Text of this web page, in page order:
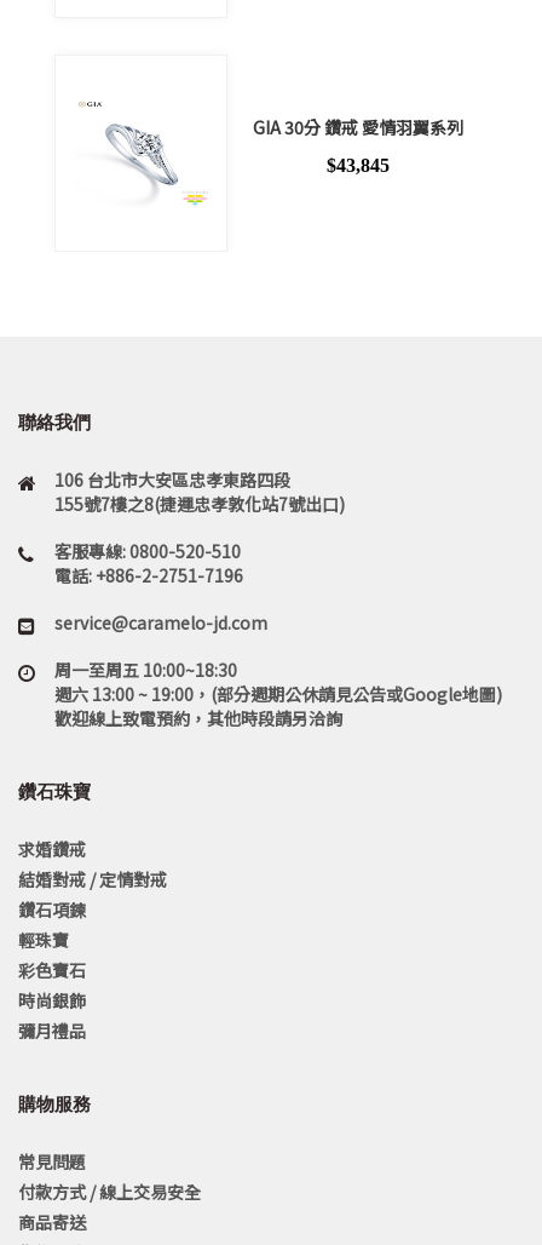
GIA 30分 鑽戒 愛情羽翼系列
$43,845
聯絡我們
106 台北市大安區忠孝東路四段
155號7樓之8(捷運忠孝敦化站7號出口)
客服專線: 0800-520-510
電話: +886-2-2751-7196
service@caramelo-jd.com
周一至周五 10:00~18:30
週六 13:00 ~ 19:00，(部分週期公休請見公告或Google地圖)
歡迎線上致電預約，其他時段請另洽詢
鑽石珠寶
求婚鑽戒
結婚對戒 / 定情對戒
鑽石項鍊
輕珠寶
彩色寶石
時尚銀飾
彌月禮品
購物服務
常見問題
付款方式 / 線上交易安全
商品寄送